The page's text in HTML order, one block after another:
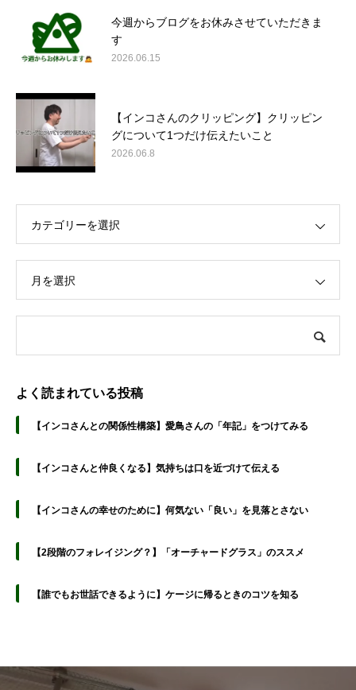
今週からブログをお休みさせていただきま
す
2026.06.15
【インコさんのクリッピング】クリッピン
グについて1つだけ伝えたいこと
2026.06.8
カテゴリーを選択
月を選択
よく読まれている投稿
【インコさんとの関係性構築】愛鳥さんの「年記」をつけてみる
【インコさんと仲良くなる】気持ちは口を近づけて伝える
【インコさんの幸せのために】何気ない「良い」を見落とさない
【2段階のフォレイジング？】「オーチャードグラス」のススメ
【誰でもお世話できるように】ケージに帰るときのコツを知る